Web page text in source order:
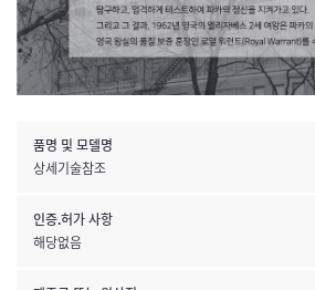
품명 및 모델명
상세기술참조
인증.허가 사항
해당없음